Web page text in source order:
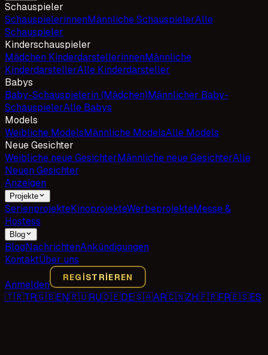
Schauspieler
SchauspielerinnenMännliche SchauspielerAlle
Schauspieler
Kinderschauspieler
Mädchen KinderdarstellerinnenMännliche
KinderdarstellerAlle Kinderdarsteller
Babys
Baby-Schauspielerin (Mädchen)Männlicher Baby-
SchauspielerAlle Babys
Models
Weibliche ModelsMännliche ModelsAlle Models
Neue Gesichter
Weibliche neue GesichterMännliche neue GesichterAlle
Neuen Gesichter
Anzeigen
Projekte
SerienprojekteKinoprojekteWerbeprojekteMesse &
Hostess
Blog
BlogNachrichtenAnkündigungen
KontaktÜber uns
Anmelden
REGISTRIEREN
🇹🇷TR🇬🇧EN🇷🇺RU🇩🇪DE🇸🇦AR🇨🇳ZH🇫🇷FR🇪🇸ES